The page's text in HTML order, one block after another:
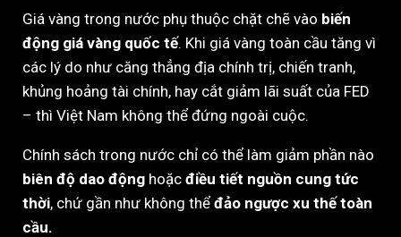
Giá vàng trong nước phụ thuộc chặt chẽ vào biến
động giá vàng quốc tế. Khi giá vàng toàn cầu tăng vì
các lý do như căng thẳng địa chính trị, chiến tranh,
khủng hoảng tài chính, hay cắt giảm lãi suất của FED
– thì Việt Nam không thể đứng ngoài cuộc.
Chính sách trong nước chỉ có thể làm giảm phần nào
biên độ dao động hoặc điều tiết nguồn cung tức
thời, chứ gần như không thể đảo ngược xu thế toàn
cầu.